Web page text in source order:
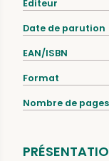
Éditeur
Date de parution
EAN/ISBN
Format
Nombre de pages